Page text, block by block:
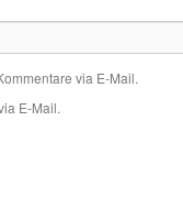
via E-Mail.
E-Mail.